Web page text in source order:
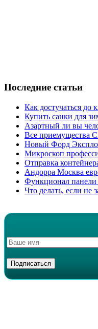
Последние статьи
Как достучаться до
Купить санки для
Азартный ли вы
Все приемущества
Новый Форд
Микроскоп
Отправка
Андорра Москва
Функционал панели
Что делать, если не